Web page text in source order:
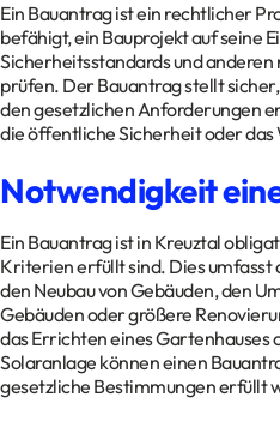
Ein Bauantrag ist ein rechtlicher
befähigt, ein Bauprojekt auf seine
Sicherheitsstandards und
prüfen. Der Bauantrag stellt
den gesetzlichen Anforderungen
die öffentliche Sicherheit oder
Notwendigkeit
Ein Bauantrag ist in Kreuztal
Kriterien erfüllt sind. Dies umfasst
den Neubau von Gebäuden, den
Gebäuden oder größere
das Errichten eines Gartenhauses
Solaranlage können einen
gesetzliche Bestimmungen erfüllt